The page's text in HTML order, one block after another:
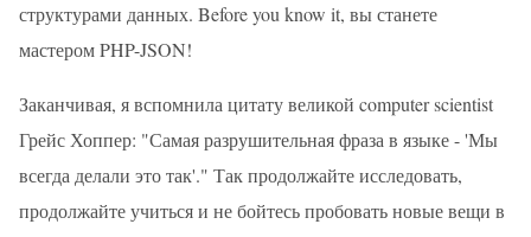
структурами данных. Before you know it, вы станете
мастером PHP-JSON!
Заканчивая, я вспомнила цитату великой computer scientist
Грейс Хоппер: "Самая разрушительная фраза в языке - 'Мы
всегда делали это так'." Так продолжайте исследовать,
продолжайте учиться и не бойтесь пробовать новые вещи в